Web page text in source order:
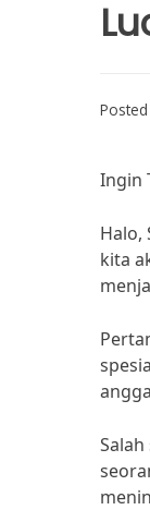
Ingin
Halo,
kita